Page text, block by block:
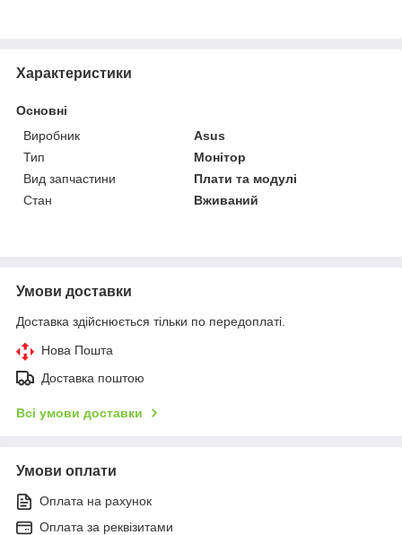
Характеристики
Основні
Виробник
Asus
Тип
Монітор
Вид запчастини
Плати та модулі
Стан
Вживаний
Умови доставки
Доставка здійснюється тільки по передоплаті.
Нова Пошта
Доставка поштою
Всі умови доставки
Умови оплати
Оплата на рахунок
Оплата за реквізитами